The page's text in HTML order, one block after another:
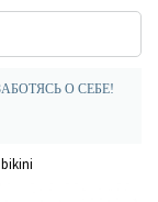
О СЕБЕ!